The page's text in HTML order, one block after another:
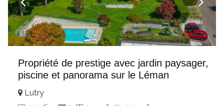
Propriété de prestige avec jardin paysager,
piscine et panorama sur le Léman
Lutry